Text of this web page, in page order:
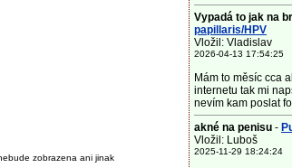
zobrazena ani jinak
Vypadá to jak na
papillaris/HPV
Vložil: Vladislav
2026-04-13 17:54:25
Mám to měsíc cca
internetu tak mi
nevím kam poslat
akné na penisu -
Vložil: Luboš
2025-11-29 18:24:24